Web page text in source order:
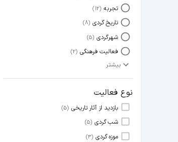
تجربه (12)
تاریخ گردی (8)
شهرگردی (5)
فعالیت فرهنگی (2)
بیشتر
نوع فعالیت
بازدید از آثار تاریخی (5)
شب‌ گردی (5)
موزه‌ گردی (3)